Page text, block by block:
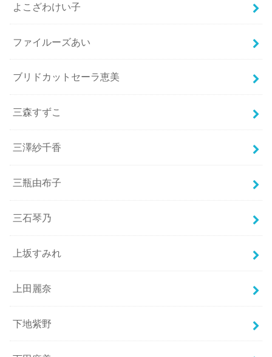
よこざわけい子
ファイルーズあい
ブリドカットセーラ恵美
三森すずこ
三澤紗千香
三瓶由布子
三石琴乃
上坂すみれ
上田麗奈
下地紫野